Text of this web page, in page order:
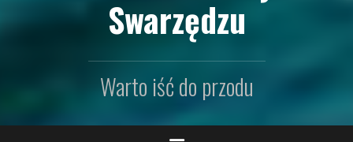
Swarzędzu
Warto iść do przodu